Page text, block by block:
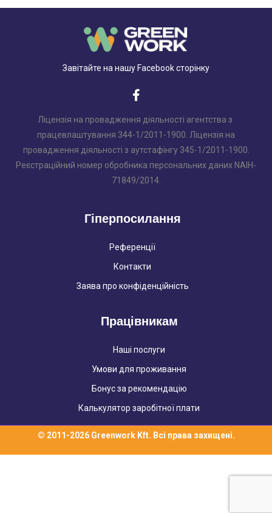
Завітайте на нашу Facebook сторінку
Ліцензія на провадження діяльності агентства з
працевлаштування 344-1/2011-1900. Ліцензія на
провадження діяльності з аутстафінгу 345-1/2011-1900.
Реєстраційний номер обробника персональних даних NAIH-
71849/2014.
Гіперпосилання
Референції
Контакти
Заява про конфіденційність
Працівникам
Наші послуги
Умови для проживання
Бонус за рекомендацію
Калькулятор заробітної плати
© 2011-2026 Greenwork Kft. Всі права захищені.